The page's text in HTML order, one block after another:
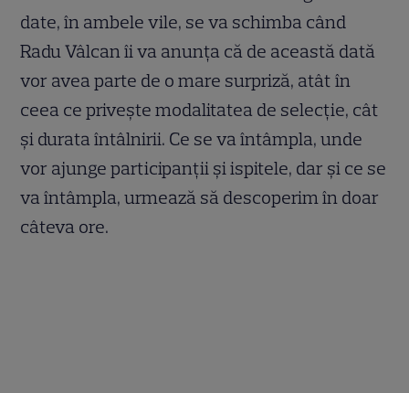
date, în ambele vile, se va schimba când
Radu Vâlcan îi va anunța că de această dată
vor avea parte de o mare surpriză, atât în
ceea ce privește modalitatea de selecție, cât
și durata întâlnirii. Ce se va întâmpla, unde
vor ajunge participanții și ispitele, dar și ce se
va întâmpla, urmează să descoperim în doar
câteva ore.